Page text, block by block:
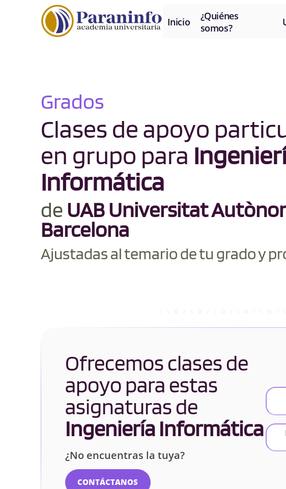
Inicio
¿Quiénes
somos?
Grados
Clases de apoyo
en grupo para
Informática
de UAB Universitat
Barcelona
Ajustadas al temario de tu grado y
Ofrecemos clases de
apoyo para estas
asignaturas de
Ingeniería Informática
¿No encuentras la tuya?
CONTÁCTANOS